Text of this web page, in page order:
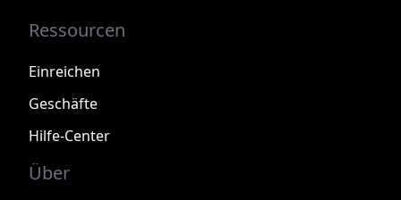
Ressourcen
Einreichen
Geschäfte
Hilfe-Center
Über